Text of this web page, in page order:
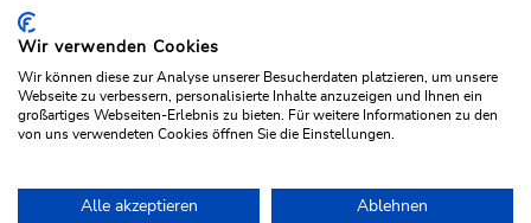
Wir verwenden Cookies
Wir können diese zur Analyse unserer Besucherdaten platzieren, um unsere
Webseite zu verbessern, personalisierte Inhalte anzuzeigen und Ihnen ein
großartiges Webseiten-Erlebnis zu bieten. Für weitere Informationen zu den
von uns verwendeten Cookies öffnen Sie die Einstellungen.
Alle akzeptieren Ablehnen